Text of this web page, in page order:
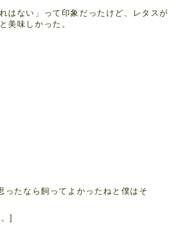
はない」って印象だったけど、レタスが
美味しかった。
たなら飼ってよかったねと僕はそ
]